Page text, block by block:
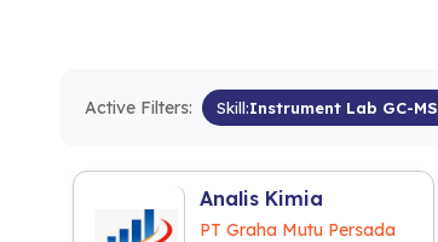
Active Filters: Skill:Instrument Lab GC-MS
Analis Kimia
PT Graha Mutu Persada